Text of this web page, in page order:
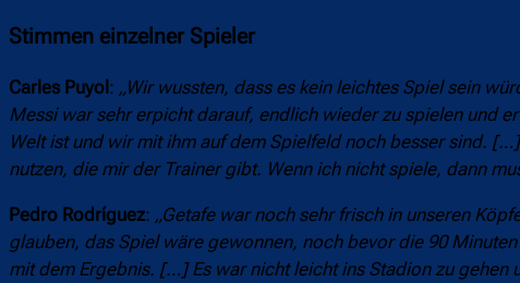
Stimmen einzelner Spieler
Carles Puyol: „Wir wussten, dass es kein leichtes Spiel sein
Messi war sehr erpicht darauf, endlich wieder zu spielen und
Welt ist und wir mit ihm auf dem Spielfeld noch besser sind.
nutzen, die mir der Trainer gibt. Wenn ich nicht spiele, dann
Pedro Rodríguez: „Getafe war noch sehr frisch in unseren
glauben, das Spiel wäre gewonnen, noch bevor die 90
mit dem Ergebnis. […] Es war nicht leicht ins Stadion zu gehen